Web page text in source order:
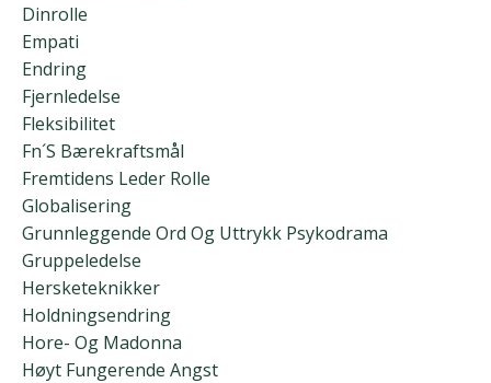
Dinrolle
Empati
Endring
Fjernledelse
Fleksibilitet
Fn´s Bærekraftsmål
Fremtidens Leder Rolle
Globalisering
Grunnleggende Ord Og Uttrykk Psykodrama
Gruppeledelse
Hersketeknikker
Holdningsendring
Hore- Og Madonna
Høyt Fungerende Angst